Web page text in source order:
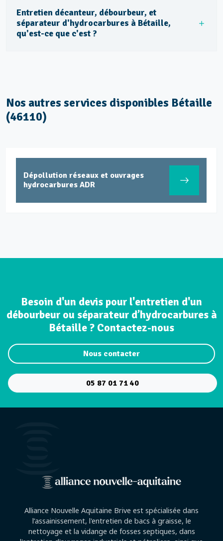
Entretien décanteur, débourbeur, et
séparateur d'hydrocarbures à Bétaille,
qu'est-ce que c'est ?
Nos autres services disponibles Bétaille
(46110)
Dépollution réseaux et ouvrages
hydrocarbures ADR
Besoin d'un devis pour l'entretien d'un
débourbeur ou séparateur d’hydrocarbures à
Bétaille ? Contactez-nous
Nous contacter
05 87 01 71 40
Alliance Nouvelle Aquitaine Brive est spécialisée dans
l’assainissement, l'entretien de bacs à graisse, le
nettoyage et la vidange de fosses septiques, dans